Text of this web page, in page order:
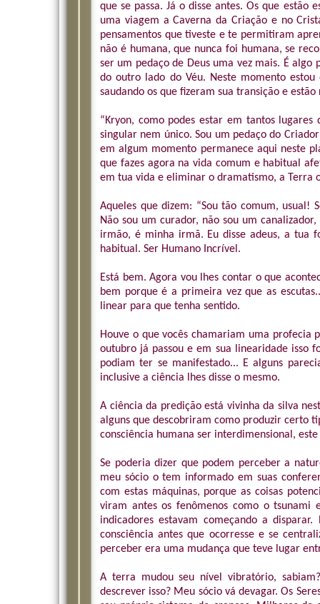
que se passa. Já o disse antes. Os que estão
uma viagem a Caverna da Criação e no
pensamentos que tiveste e te permitiram
não é humana, que nunca foi humana, se
ser um pedaço de Deus uma vez mais. É
do outro lado do Véu. Neste momento
saudando os que fizeram sua transição e estão
“Kryon, como podes estar em tantos lugares
singular nem único. Sou um pedaço do
em algum momento permanece aqui neste
que fazes agora na vida comum e habitual
em tua vida e eliminar o dramatismo, a Terra
Aqueles que dizem: “Sou tão comum,
Não sou um curador, não sou um
irmão, é minha irmã. Eu disse adeus, a tua
habitual. Ser Humano Incrível.
Está bem. Agora vou lhes contar o que
bem porque é a primeira vez que as
linear para que tenha sentido.
Houve o que vocês chamariam uma profecia
outubro já passou e em sua linearidade isso
podiam ter se manifestado... E alguns
inclusive a ciência lhes disse o mesmo.
A ciência da predição está vivinha da silva
alguns que descobriram como produzir certo
consciência humana ser interdimensional,
Se poderia dizer que podem perceber a
meu sócio o tem informado em suas
com estas máquinas, porque as coisas
viram antes os fenômenos como o tsunami
indicadores estavam começando a
consciência antes que ocorresse e se
perceber era uma mudança que teve lugar
A terra mudou seu nível vibratório,
descrever isso? Meu sócio vá devagar. Os